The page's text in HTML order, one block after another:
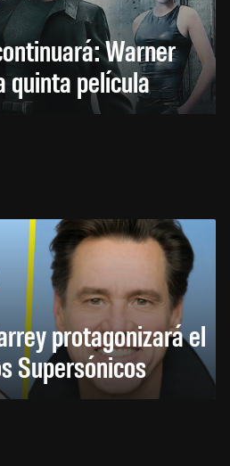
Warner
quinta película
protagonizará el
Supersónicos